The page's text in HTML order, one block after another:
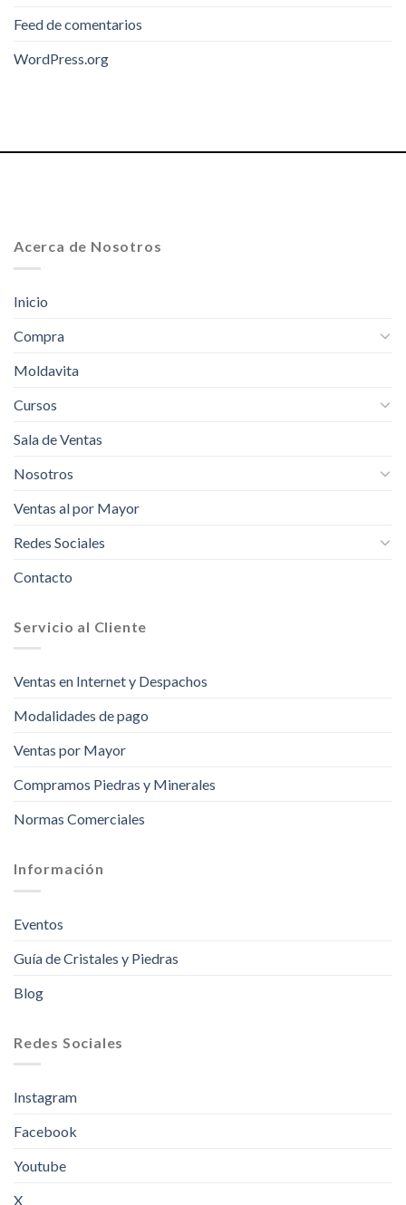
Feed de comentarios
WordPress.org
Acerca de Nosotros
Inicio
Compra
Moldavita
Cursos
Sala de Ventas
Nosotros
Ventas al por Mayor
Redes Sociales
Contacto
Servicio al Cliente
Ventas en Internet y Despachos
Modalidades de pago
Ventas por Mayor
Compramos Piedras y Minerales
Normas Comerciales
Información
Eventos
Guía de Cristales y Piedras
Blog
Redes Sociales
Instagram
Facebook
Youtube
X